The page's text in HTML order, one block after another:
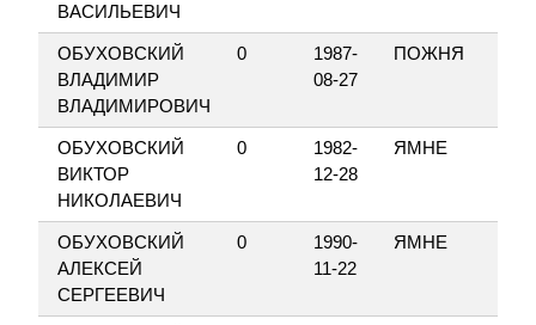
ВАСИЛЬЕВИЧ
ОБУХОВСКИЙ
ВЛАДИМИР
ВЛАДИМИРОВИЧ
0
1987-
08-27
ПОЖНЯ
ОБУХОВСКИЙ
ВИКТОР
НИКОЛАЕВИЧ
0
1982-
12-28
ЯМНЕ
ОБУХОВСКИЙ
АЛЕКСЕЙ
СЕРГЕЕВИЧ
0
1990-
11-22
ЯМНЕ